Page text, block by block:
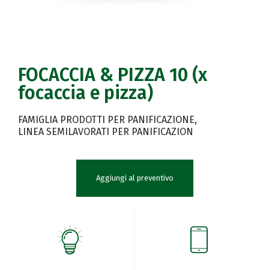
FOCACCIA & PIZZA 10 (x
focaccia e pizza)
FAMIGLIA PRODOTTI PER PANIFICAZIONE
LINEA SEMILAVORATI PER PANIFICAZION
Aggiungi al preventivo